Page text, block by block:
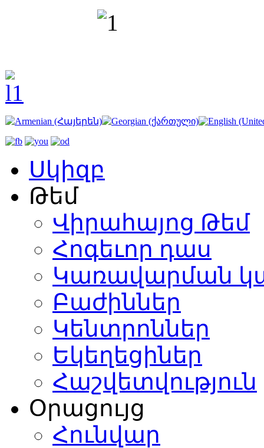
Սկիզբ
Թեմ
Վիրահայոց Թեմ
Հոգեւոր դաս
Կառավարման
Բաժիններ
Կենտրոններ
Եկեղեցիներ
Հաշվետվություն
Օրացույց
Հունվար